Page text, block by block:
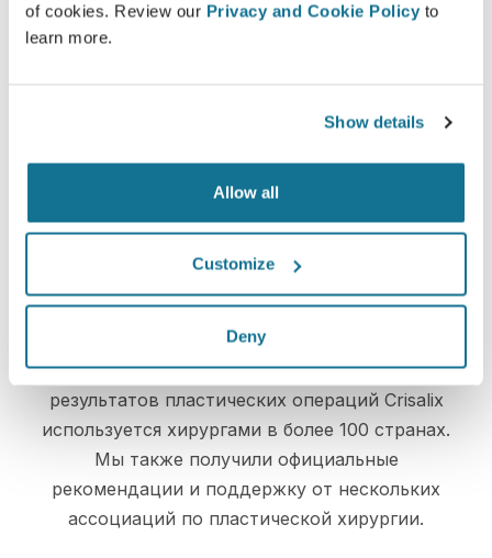
of cookies. Review our Privacy and Cookie Policy to
learn more.
Show details
Allow all
Customize
Deny
конфиденциальности. Наши серверы
полностью зашифрованы, ваша информация
надежно защищена
High-Tech
Первое онлайн 3D-моделирование
результатов пластических операций Crisalix
используется хирургами в более 100 странах.
Мы также получили официальные
рекомендации и поддержку от нескольких
ассоциаций по пластической хирургии.